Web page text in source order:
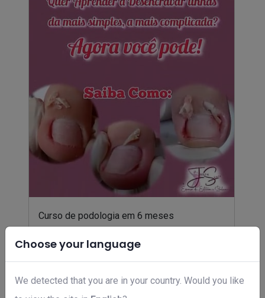
Choose your language
We detected that you are in your country. Would you like
Curso de podologia em 6 meses